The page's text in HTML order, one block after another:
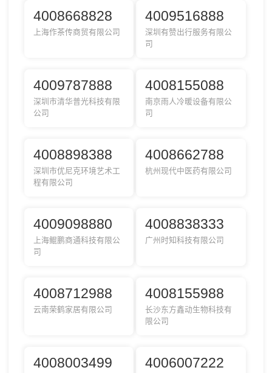
4008668828
上海作茶传商贸有限公司
4009516888
深圳有赞出行服务有限公
司
4009787888
深圳市清华普光科技有限
公司
4008155088
南京雨人冷暖设备有限公
司
4008898388
深圳市优尼克环境艺术工
程有限公司
4008662788
杭州现代中医药有限公司
4009098880
上海鲲鹏商通科技有限公
司
4008838333
广州时知科技有限公司
4008712988
云南荣鹤家居有限公司
4008155988
长沙东方鑫动生物科技有
限公司
4008003499 4006007222